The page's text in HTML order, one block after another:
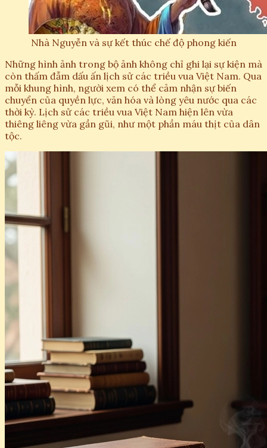
Nhà Nguyễn và sự kết thúc chế độ phong kiến
Những hình ảnh trong bộ ảnh không chỉ ghi lại sự kiện mà
còn thấm đẫm dấu ấn lịch sử các triều vua Việt Nam. Qua
mỗi khung hình, người xem có thể cảm nhận sự biến
chuyển của quyền lực, văn hóa và lòng yêu nước qua các
thời kỳ. Lịch sử các triều vua Việt Nam hiện lên vừa
thiêng liêng vừa gần gũi, như một phần máu thịt của dân
tộc.